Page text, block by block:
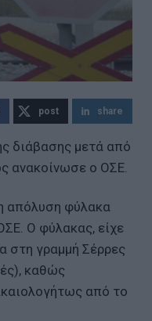
post share
διάβασης μετά από
ανακοίνωσε ο ΟΣΕ.
απόλυση φύλακα
Ο φύλακας, είχε
στη γραμμή Σέρρες
καθώς
από το